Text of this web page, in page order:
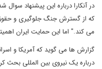
در آنکارا درباره این پیشنهاد
که از گسترش جنگ جلوگیری و
می کند." اما این حمایت ایران
گزارش ها می گوید که آمریکا و
درباره یک نیروی بین المللی بحث